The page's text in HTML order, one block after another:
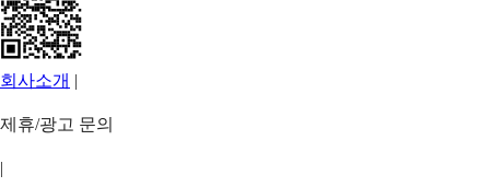
회사소개 |
제휴/광고 문의
|